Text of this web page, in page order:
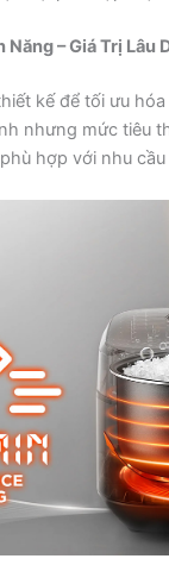
– Giá Trị Lâu
kế để tối ưu
nhưng mức tiêu
hợp với nhu